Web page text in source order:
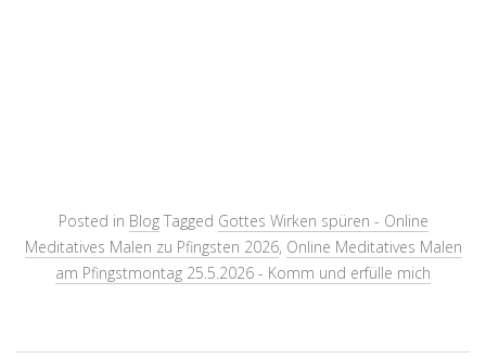
Posted in Blog Tagged Gottes Wirken spüren - Online
Meditatives Malen zu Pfingsten 2026, Online Meditatives Malen
am Pfingstmontag 25.5.2026 - Komm und erfülle mich